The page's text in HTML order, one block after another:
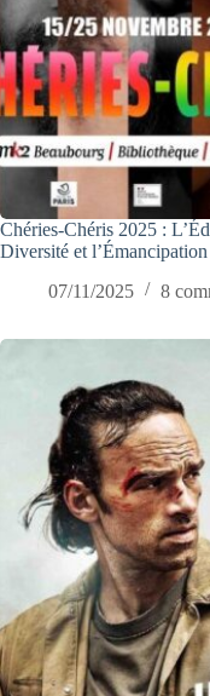
Chéries-Chéris 2025 :
Diversité et
07/11/2025
8